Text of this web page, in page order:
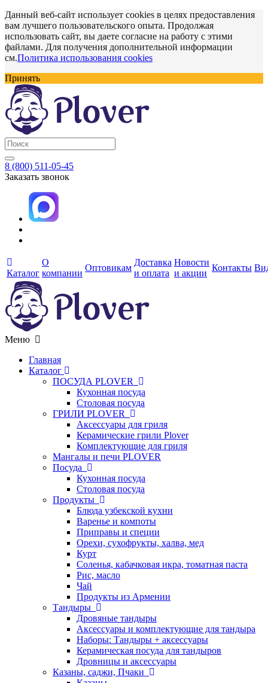
Данный веб-сайт использует cookies в целях предоставления
вам лучшего пользовательского опыта. Продолжая
использовать сайт, вы даете согласие на работу с этими
файлами. Для получения дополнительной информации
см.Политика использования cookies
Принять
8 (800) 511-05-45
Заказать звонок
Каталог
О
компании
Оптовикам
Доставка
и оплата
Новости
и акции
Контакты
Меню
Главная
Каталог
ПОСУДА PLOVER
Кухонная посуда
Столовая посуда
ГРИЛИ PLOVER
Аксессуары для гриля
Керамические грили Plover
Комплектующие для гриля
Мангалы и печи PLOVER
Посуда
Кухонная посуда
Столовая посуда
Продукты
Блюда узбекской кухни
Варенье и компоты
Приправы и специи
Орехи, сухофрукты, халва, мед
Курт
Соленья, кабачковая икра, томатная паста
Рис, масло
Чай
Продукты из Армении
Тандыры
Дровяные тандыры
Аксессуары и комплектующие для тандыра
Наборы: Тандыры + аксессуары
Керамическая посуда для тандыров
Дровницы и аксессуары
Казаны, саджи, Пчаки